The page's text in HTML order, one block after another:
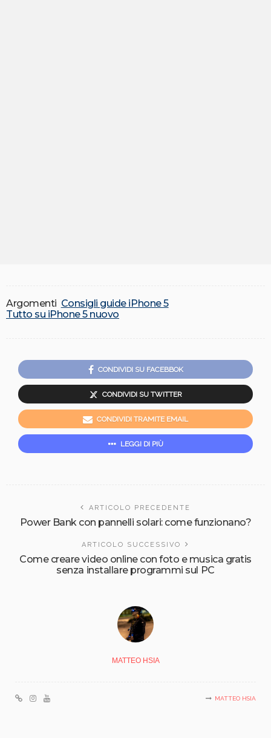
Argomenti Consigli guide iPhone 5
Tutto su iPhone 5 nuovo
CONDIVIDI SU FACEBBOK
CONDIVIDI SU TWITTER
CONDIVIDI TRAMITE EMAIL
LEGGI DI PIÙ
ARTICOLO PRECEDENTE
Power Bank con pannelli solari: come funzionano?
ARTICOLO SUCCESSIVO
Come creare video online con foto e musica gratis
senza installare programmi sul PC
MATTEO HSIA
MATTEO HSIA